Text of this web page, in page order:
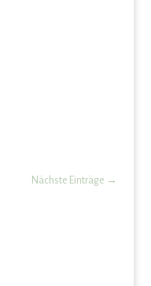
Nächste Einträge →